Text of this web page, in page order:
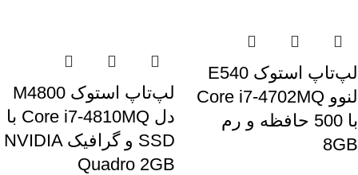
لپ‌تاپ استوک E540
لنوو Core i7-4702MQ
با 500 حافظه و رم
8GB
لپ‌تاپ استوک M4800
دل Core i7-4810MQ با
SSD و گرافیک NVIDIA
Quadro 2GB